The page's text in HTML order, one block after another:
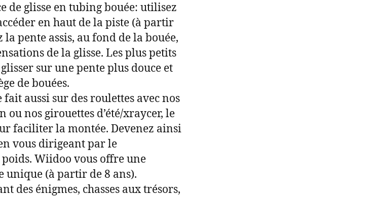
de glisse en tubing bouée: utilisez
en haut de la piste (à partir
la pente assis, au fond de la bouée,
de la glisse. Les plus petits
sur une pente plus douce et
de bouées.
fait aussi sur des roulettes avec nos
nos girouettes d’été/xraycer, le
faciliter la montée. Devenez ainsi
vous dirigeant par le
Wiidoo vous offre une
unique (à partir de 8 ans).
des énigmes, chasses aux trésors,